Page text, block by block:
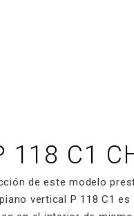
118 C1
de este modelo
vertical P 118 C1